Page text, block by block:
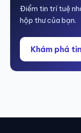
Điểm tin trí tuệ
hộp thư của bạn.
Khám phá